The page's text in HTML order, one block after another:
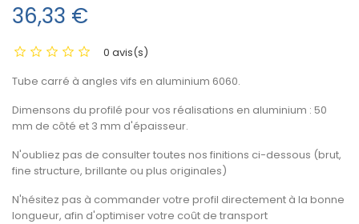
36,33 €
0 avis(s)
Tube carré à angles vifs en aluminium 6060.
Dimensons du profilé pour vos réalisations en aluminium : 50
mm de côté et 3 mm d'épaisseur.
N'oubliez pas de consulter toutes nos finitions ci-dessous (brut,
fine structure, brillante ou plus originales)
N'hésitez pas à commander votre profil directement à la bonne
longueur, afin d'optimiser votre coût de transport